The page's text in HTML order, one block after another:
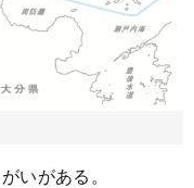
いがある。